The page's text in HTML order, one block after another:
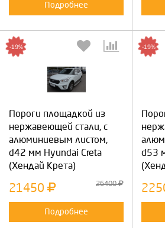
Подробнее
Пороги площадкой из
нержавеющей стали, с
алюминиевым листом,
d42 мм Hyundai Creta
(Хендай Крета)
-19%
21450 26400
Подробнее
d53
-19%